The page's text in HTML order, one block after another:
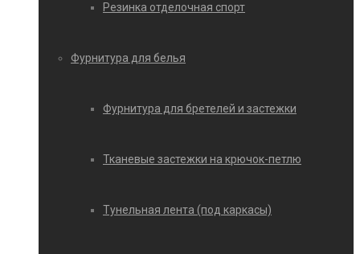
Резинка отделочная спорт
Фурнитура для белья
Фурнитура для бретелей и застежки
Тканевые застежки на крючок-петлю
Тунельная лента (под каркасы)